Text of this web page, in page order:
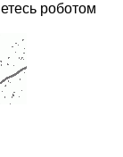
роботом